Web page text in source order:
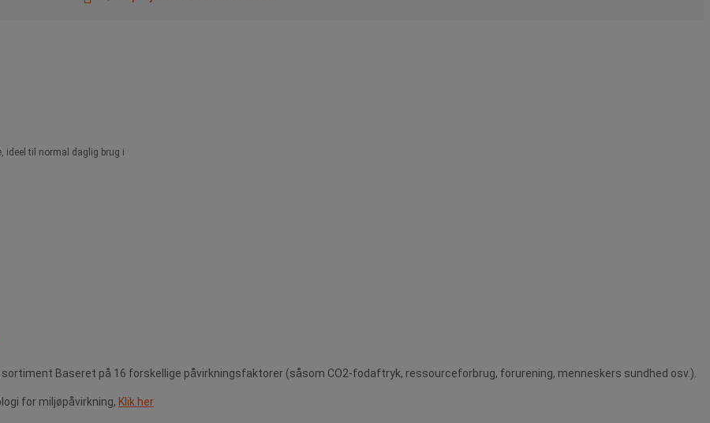
til normal daglig brug i
Baseret på 16 forskellige påvirkningsfaktorer (såsom CO2-fodaftryk, ressourceforbrug, forurening, menneskers sundhed osv.).
for miljøpåvirkning, Klik her